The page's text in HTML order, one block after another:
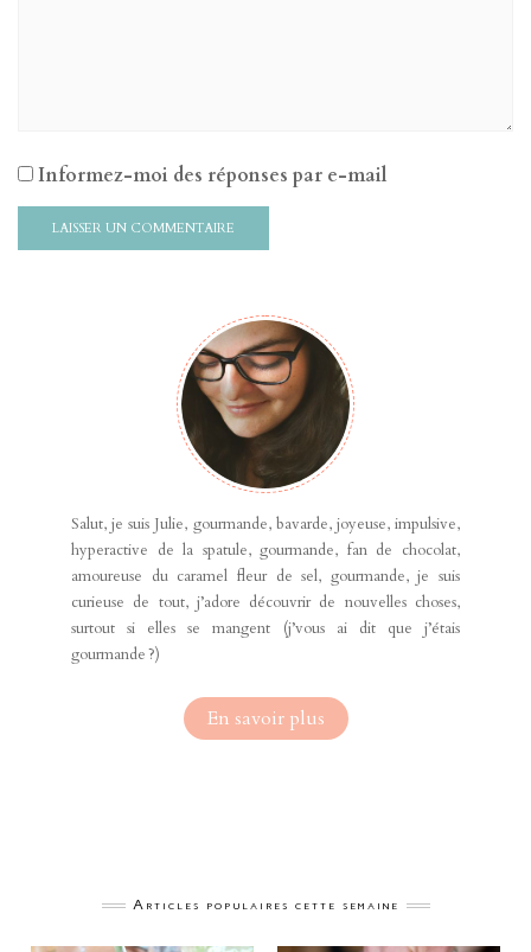
Informez-moi des réponses par e-mail
Salut, je suis Julie, gourmande, bavarde, joyeuse, impulsive,
hyperactive de la spatule, gourmande, fan de chocolat,
amoureuse du caramel fleur de sel, gourmande, je suis
curieuse de tout, j’adore découvrir de nouvelles choses,
surtout si elles se mangent (j’vous ai dit que j’étais
gourmande ?)
En savoir plus
Articles populaires cette semaine